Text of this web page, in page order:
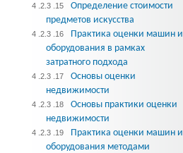
4 .2.3 .15
Определение стоимости
предметов искусства
4 .2.3 .16
Практика оценки машин и
оборудования в рамках
затратного подхода
4 .2.3 .17
Основы оценки
недвижимости
4 .2.3 .18
Основы практики оценки
недвижимости
4 .2.3 .19
Практика оценки машин и
оборудования методами